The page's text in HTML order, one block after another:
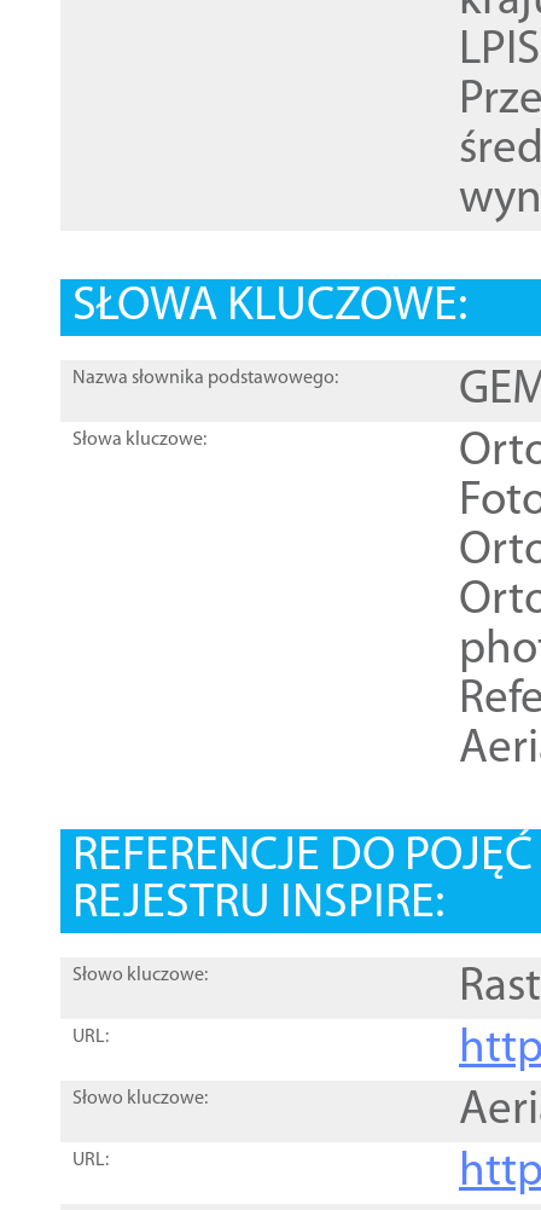
SŁOWA KLUCZOWE:
Nazwa słownika podstawowego:
Słowa kluczowe:
REFERENCJE DO
REJESTRU INSPIRE:
Słowo kluczowe:
URL:
Słowo kluczowe:
URL: